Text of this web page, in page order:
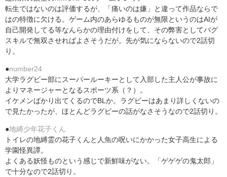
転生ではないのは評価するが、「痛いのは嫌」と違って作品ならで
はの特徴に欠ける。ゲーム内のあらゆるものが無限というのはAIが
自己開発してる等なんらかの理由付けをして、その弊害としてバグ
スキルで無双させればよさそうだが。先が気にならないので2話切
り。
●number24
大学ラグビー部にスーパールーキーとして入部した主人公が事故に
よりマネージャーとなるスポーツ系（？）。
イケメンばかり出てくるのでBLか。ラグビーはあまり詳しくないの
で見たかったが、ほとんどラグビーの話がなさそうなので2話切り。
●地縛少年花子くん
トイレの地縛霊の花子くんと人魚の呪いにかかった女子高生による
学園怪異譚。
よくある妖怪ものという感じで新鮮味がない。「ゲゲゲの鬼太郎」
で十分なので2話切り。